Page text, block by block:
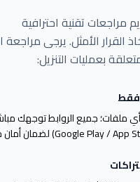
مراجعات تقنية احترافية
القرار الأمثل. يرجى مراجعة
بعمليات التنزيل:
فقط
ملفات؛ جميع الروابط توجهك